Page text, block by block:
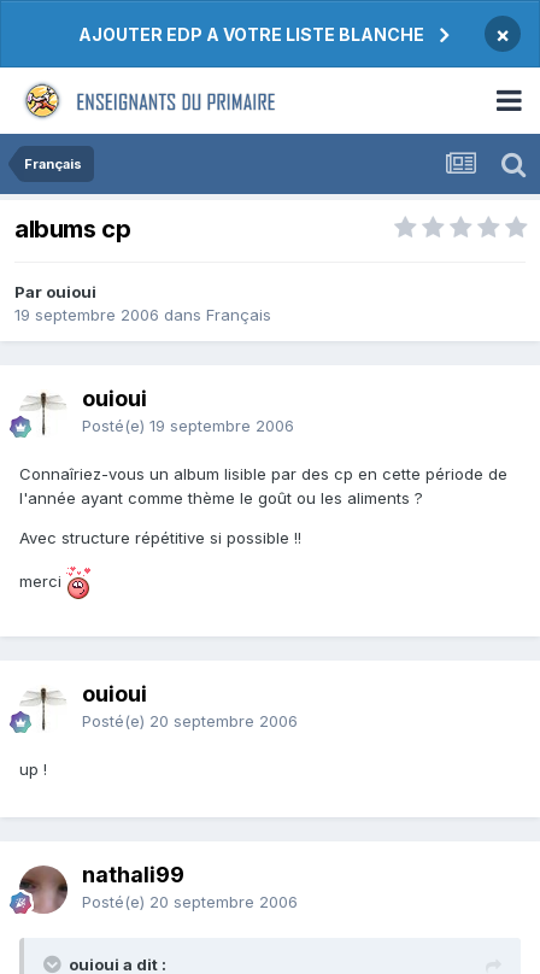
AJOUTER EDP A VOTRE LISTE BLANCHE ×
Français
albums cp
Par ouioui
19 septembre 2006 dans Français
ouioui
Posté(e) 19 septembre 2006
Connaîriez-vous un album lisible par des cp en cette période de
l'année ayant comme thème le goût ou les aliments ?
Avec structure répétitive si possible !!
merci
ouioui
Posté(e) 20 septembre 2006
up !
nathali99
Posté(e) 20 septembre 2006
ouioui a dit :